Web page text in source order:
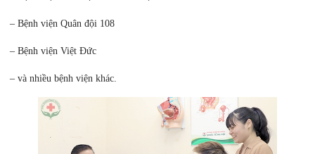
– Bệnh viện Quân đội 108
– Bệnh viện Việt Đức
– và nhiều bệnh viện khác.